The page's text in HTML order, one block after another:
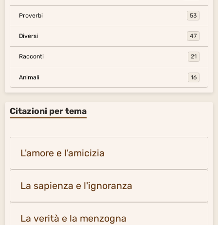
Proverbi 53
Diversi 47
Racconti 21
Animali 16
Citazioni per tema
L'amore e l'amicizia
La sapienza e l'ignoranza
La verità e la menzogna